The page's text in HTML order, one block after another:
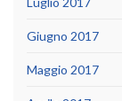
Giugno 2017
Maggio 2017